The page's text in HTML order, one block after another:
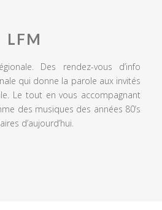
LFM
Des rendez-vous d’info
qui donne la parole aux invités
Le tout en vous accompagnant
des musiques des années 80’s
d’aujourd’hui.